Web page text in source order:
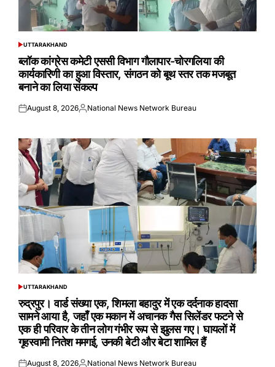
POSTED
UTTARAKHAND
ब्लॉक कांग्रेस कमेटी एससी विभाग गौलापार-चोरगलिया की
कार्यकारिणी का हुआ विस्तार, संगठन को बूथ स्तर तक मजबूत
बनाने का लिया संकल्प
Posted
August 8, 2026Posted
National News Network Bureau
POSTED
UTTARAKHAND
रुद्रपुर। वार्ड संख्या एक, शिमला बहादुर में एक दर्दनाक हादसा
सामने आया है, जहाँ एक मकान में अचानक गैस सिलेंडर फटने से
एक ही परिवार के तीन लोग गंभीर रूप से झुलस गए। घायलों में
गृहस्वामी नितेश ममगई, उनकी बेटी और बेटा शामिल हैं
August 8, 2026 National News Network Bureau